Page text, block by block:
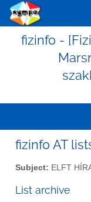
fizinfo -
fizinfo AT
Subject: ELFT
List archive